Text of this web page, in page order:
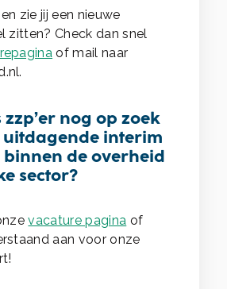
en zie jij een nieuwe
zitten? Check dan snel
of mail naar
zzp’er nog op zoek
uitdagende interim
de overheid
sector?
vacature pagina of
aan voor onze